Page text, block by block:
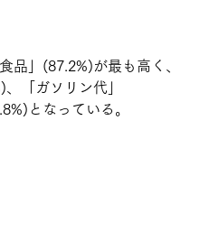
品」(87.2%)が最も高く、
「ガソリン代」
となっている。